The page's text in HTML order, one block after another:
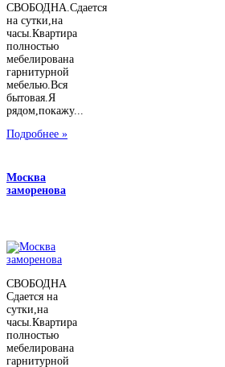
СВОБОДНА.Сдается
на сутки,на
часы.Квартира
полностью
мебелирована
гарнитурной
мебелью.Вся
бытовая.Я
рядом,покажу...
Подробнее »
Москва
заморенова
СВОБОДНА
Сдается на
сутки,на
часы.Квартира
полностью
мебелирована
гарнитурной